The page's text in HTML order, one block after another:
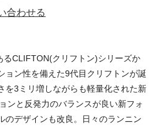
合わせる
るCLIFTON(クリフトン)シリーズか
ョン性を備えた9代目クリフトンが誕
を3ミリ増しながらも軽量化された新
ンと反発力のバランスが良い新フォ
のデザインも改良。日々のランニン